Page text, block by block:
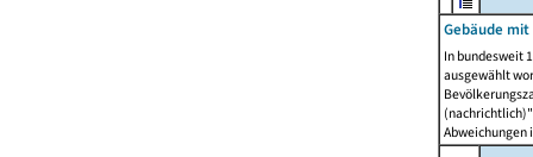
Gebäude
In bundesweit
ausgewählt
Abweichungen